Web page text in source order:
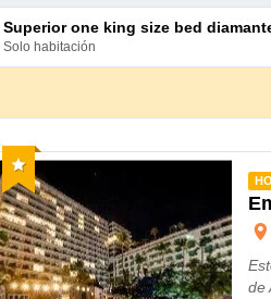
superior one king size bed
solo habitación
Recomendado
de